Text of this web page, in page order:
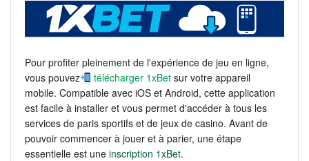
Pour profiter pleinement de l'expérience de jeu en ligne,
vous pouvez
télécharger 1xBet sur votre appareil
mobile. Compatible avec iOS et Android, cette application
est facile à installer et vous permet d'accéder à tous les
services de paris sportifs et de jeux de casino. Avant de
pouvoir commencer à jouer et à parier, une étape
essentielle est une inscription 1xBet.